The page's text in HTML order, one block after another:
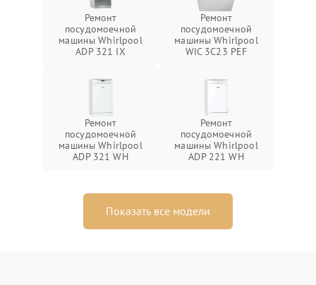
Ремонт
посудомоечной
машины Whirlpool
ADP 321 IX
Ремонт
посудомоечной
машины Whirlpool
WIC 3C23 PEF
Ремонт
посудомоечной
машины Whirlpool
ADP 321 WH
Ремонт
посудомоечной
машины Whirlpool
ADP 221 WH
Показать все модели